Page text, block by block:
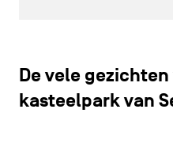
De vele
kasteelpark van